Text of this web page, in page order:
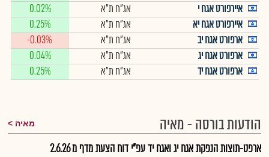
איירפורט אגח י
אג"ח ת"א
0.02%
איירפורט אגח יא
אג"ח ת"א
0.25%
ארפורט אגח יב
אג"ח ת"א
-0.03%
ארפורט אגח יג
אג"ח ת"א
0.04%
ארפורט אגח יד
אג"ח ת"א 0.25%
הודעות בורסה - מאיה מאיה
ארפט-תוצות הנפקת אגח יג ואגח יד עפ"י דוח הצעת מדף מ 2.6.26